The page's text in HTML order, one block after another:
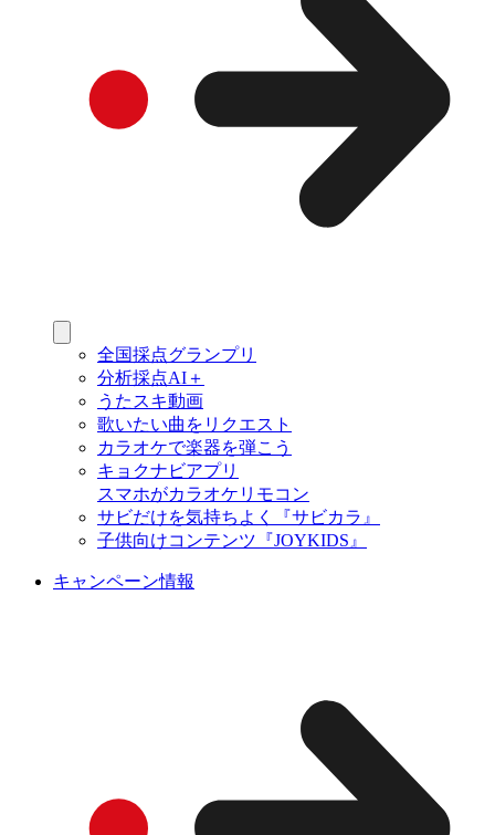
全国採点グランプリ
分析採点AI＋
うたスキ動画
歌いたい曲をリクエスト
カラオケで楽器を弾こう
キョクナビアプリ
スマホがカラオケリモコン
サビだけを気持ちよく『サビカラ』
子供向けコンテンツ『JOYKIDS』
キャンペーン情報